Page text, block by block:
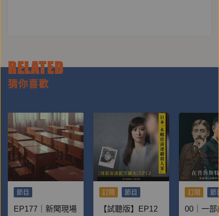
RELATED
猜你喜歡
節目
EP177｜新聞現場
訂閱 節目
【試聽版】EP12
訂閱 節
00｜一部